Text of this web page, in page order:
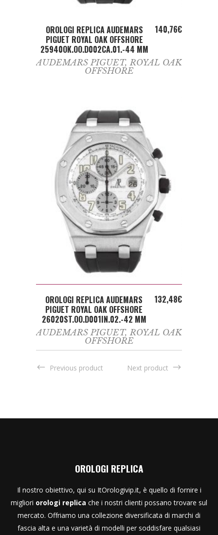
ADD TO CART
OROLOGI REPLICA AUDEMARS
PIGUET ROYAL OAK OFFSHORE
25940OK.OO.D002CA.01.-44 MM
140,76€
AUDEMARS PIGUET, ROYAL OAK
OFFSHORE
ADD TO CART
OROLOGI REPLICA AUDEMARS
PIGUET ROYAL OAK OFFSHORE
26020ST.OO.D001IN.02.-42 MM
132,48€
AUDEMARS PIGUET, ROYAL OAK
OFFSHORE
Previous product Next product
OROLOGI REPLICA
Il nostro obiettivo, qui su ItOrologivip.it, è quello di fornire i
migliori orologi replica che i nostri clienti possano trovare sul
mercato. Offriamo una collezione diversificata di marchi di
fascia alta e una varietà di modelli per soddisfare qualsiasi